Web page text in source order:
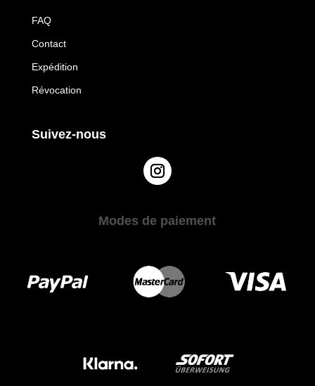
FAQ
Contact
Expédition
Révocation
Suivez-nous
Modes de paiement